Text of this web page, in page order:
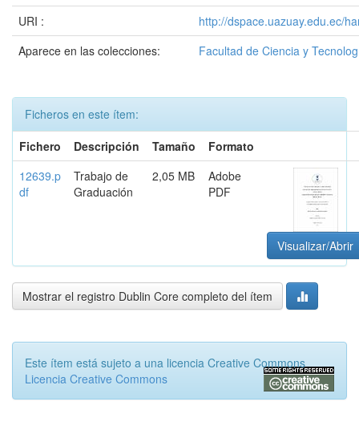
URI :
http://dspace.uazuay.edu.ec/
Aparece en las colecciones:
Facultad de Ciencia y
Ficheros en este ítem:
Fichero
Descripción Tamaño
Formato
12639.p
df
Trabajo de
Graduación
2,05 MB
Adobe
PDF
Visualizar/Abrir
Mostrar el registro Dublin Core completo del ítem
Este ítem está sujeto a una licencia Creative Commons
Licencia Creative Commons